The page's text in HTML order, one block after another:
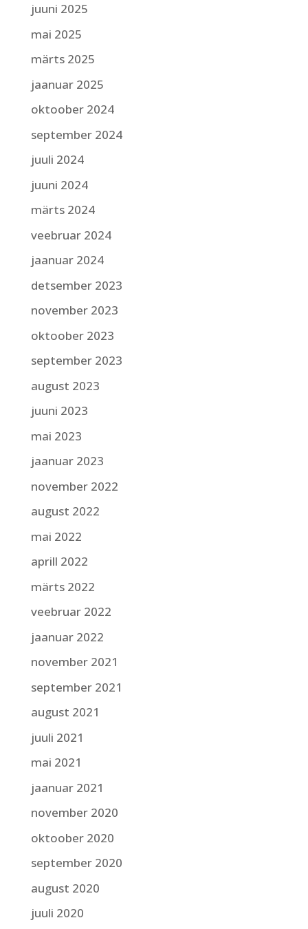
juuni 2025
mai 2025
märts 2025
jaanuar 2025
oktoober 2024
september 2024
juuli 2024
juuni 2024
märts 2024
veebruar 2024
jaanuar 2024
detsember 2023
november 2023
oktoober 2023
september 2023
august 2023
juuni 2023
mai 2023
jaanuar 2023
november 2022
august 2022
mai 2022
aprill 2022
märts 2022
veebruar 2022
jaanuar 2022
november 2021
september 2021
august 2021
juuli 2021
mai 2021
jaanuar 2021
november 2020
oktoober 2020
september 2020
august 2020
juuli 2020